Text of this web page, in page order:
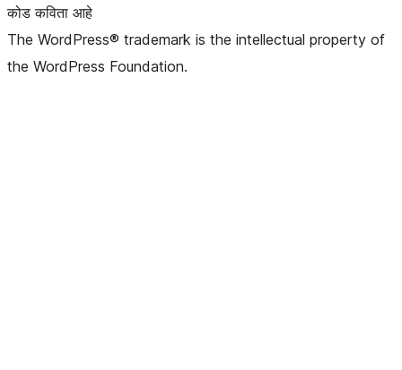
कोड कविता आहे
The WordPress® trademark is the intellectual property of
the WordPress Foundation.